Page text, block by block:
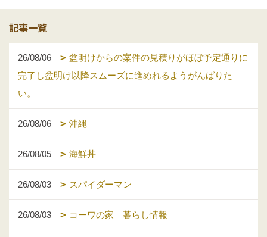
記事一覧
26/08/06
盆明けからの案件の見積りがほぼ予定通りに
完了し盆明け以降スムーズに進めれるようがんばりた
い。
26/08/06 沖縄
26/08/05 海鮮丼
26/08/03 スパイダーマン
26/08/03 コーワの家 暮らし情報